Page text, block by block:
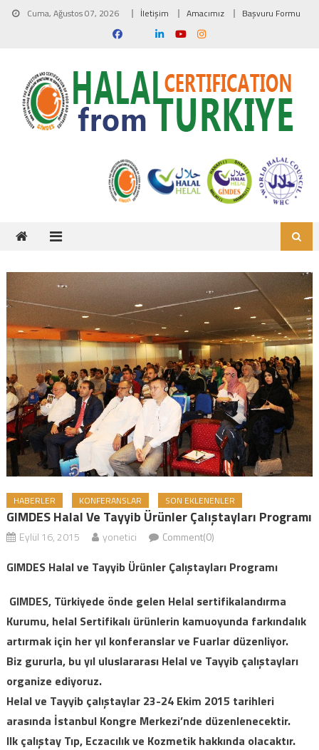
Skip to content
Cuma, Ağustos 07, 2026 İletişim Amacımız Başvuru Formu
HABERLER KONFERANSLAR SON EKLENENLER
GIMDES Halal Ve Tayyib Ürünler Çalıştayları Programı
Eylül 16, 2015 yonetici Comment(0)
GIMDES Halal ve Tayyib Ürünler Çalıştayları Programı
GIMDES, Türkiyede önde gelen Helal sertifikalandırma
Kurumu, helal Sertifikalı ürünlerin kamuoyunda farkındalık
artırmak için her yıl konferanslar ve Fuarlar düzenliyor.
Biz gururla, bu yıl uluslararası Helal ve Tayyib çalıştayları
organize ediyoruz.
Helal ve Tayyib çalıştaylar 23-24 Ekim 2015 tarihleri
arasında İstanbul Kongre Merkezi’nde düzenlenecektir.
Ilk çalıştay Tıp, Eczacılık ve Kozmetik hakkında olacaktır.